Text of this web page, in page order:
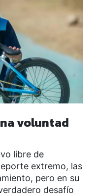
voluntad
libre de
extremo, las
pero en su
desafío